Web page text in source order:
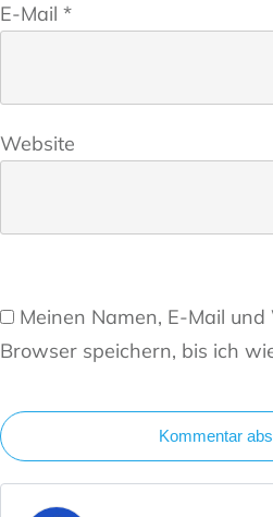
E-Mail *
Website
Meinen Namen, E-Mail
Browser speichern, bis ich
Kommentar